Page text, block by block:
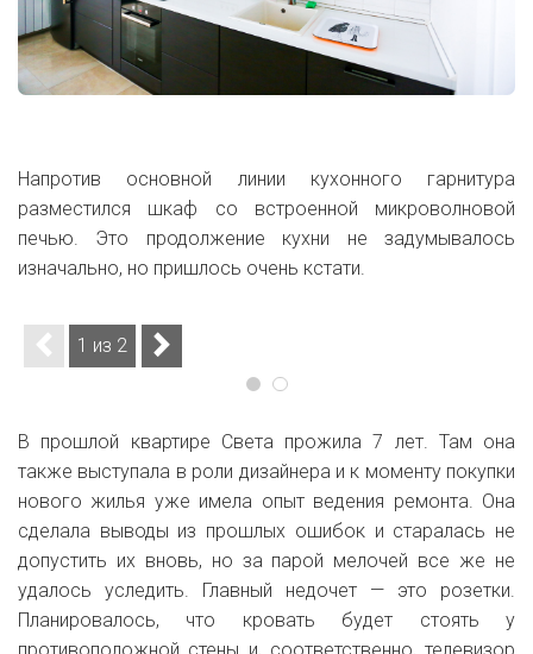
Напротив основной линии кухонного гарнитура
разместился шкаф со встроенной микроволновой
печью. Это продолжение кухни не задумывалось
изначально, но пришлось очень кстати.
1 из 2
В прошлой квартире Света прожила 7 лет. Там она
также выступала в роли дизайнера и к моменту покупки
нового жилья уже имела опыт ведения ремонта. Она
сделала выводы из прошлых ошибок и старалась не
допустить их вновь, но за парой мелочей все же не
удалось уследить. Главный недочет — это розетки.
Планировалось, что кровать будет стоять у